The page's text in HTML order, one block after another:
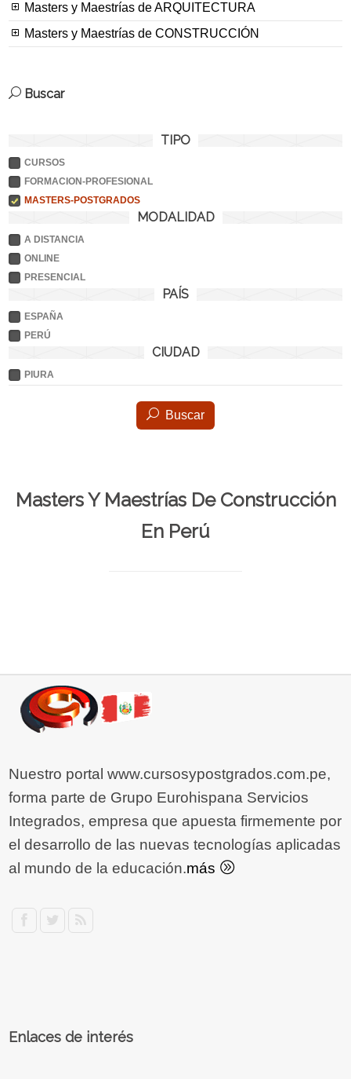
Masters y Maestrías de ARQUITECTURA
Masters y Maestrías de CONSTRUCCIÓN
Buscar
TIPO
CURSOS
FORMACION-PROFESIONAL
MASTERS-POSTGRADOS
MODALIDAD
A DISTANCIA
ONLINE
PRESENCIAL
PAÍS
ESPAÑA
PERÚ
CIUDAD
PIURA
Buscar
Masters Y Maestrías De Construcción
En Perú
Nuestro portal www.cursosypostgrados.com.pe,
forma parte de Grupo Eurohispana Servicios
Integrados, empresa que apuesta firmemente por
el desarrollo de las nuevas tecnologías aplicadas
al mundo de la educación.más
Enlaces de interés